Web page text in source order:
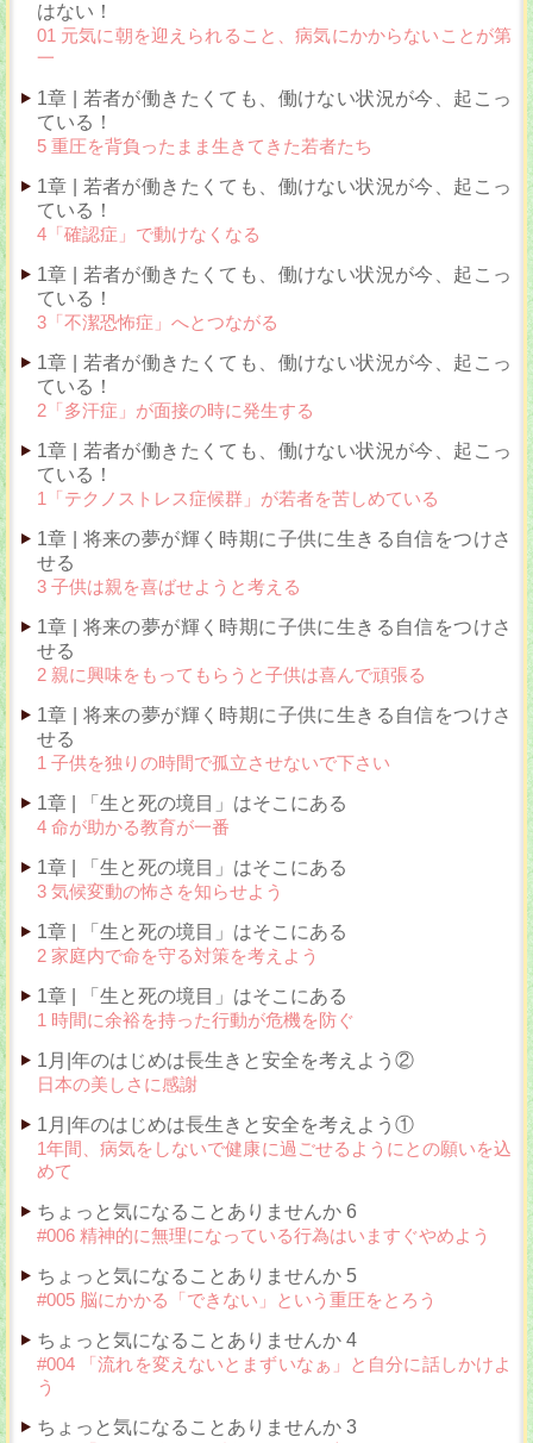
はない！
01 元気に朝を迎えられること、病気にかからないことが第
一
1章 | 若者が働きたくても、働けない状況が今、起こっ
ている！
5 重圧を背負ったまま生きてきた若者たち
1章 | 若者が働きたくても、働けない状況が今、起こっ
ている！
4「確認症」で動けなくなる
1章 | 若者が働きたくても、働けない状況が今、起こっ
ている！
3「不潔恐怖症」へとつながる
1章 | 若者が働きたくても、働けない状況が今、起こっ
ている！
2「多汗症」が面接の時に発生する
1章 | 若者が働きたくても、働けない状況が今、起こっ
ている！
1「テクノストレス症候群」が若者を苦しめている
1章 | 将来の夢が輝く時期に子供に生きる自信をつけさ
せる
3 子供は親を喜ばせようと考える
1章 | 将来の夢が輝く時期に子供に生きる自信をつけさ
せる
2 親に興味をもってもらうと子供は喜んで頑張る
1章 | 将来の夢が輝く時期に子供に生きる自信をつけさ
せる
1 子供を独りの時間で孤立させないで下さい
1章 | 「生と死の境目」はそこにある
4 命が助かる教育が一番
1章 | 「生と死の境目」はそこにある
3 気候変動の怖さを知らせよう
1章 | 「生と死の境目」はそこにある
2 家庭内で命を守る対策を考えよう
1章 | 「生と死の境目」はそこにある
1 時間に余裕を持った行動が危機を防ぐ
1月|年のはじめは長生きと安全を考えよう②
日本の美しさに感謝
1月|年のはじめは長生きと安全を考えよう①
1年間、病気をしないで健康に過ごせるようにとの願いを込
めて
ちょっと気になることありませんか 6
#006 精神的に無理になっている行為はいますぐやめよう
ちょっと気になることありませんか 5
#005 脳にかかる「できない」という重圧をとろう
ちょっと気になることありませんか 4
#004 「流れを変えないとまずいなぁ」と自分に話しかけよ
う
ちょっと気になることありませんか 3